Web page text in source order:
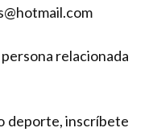
relacionada
deporte, inscríbete